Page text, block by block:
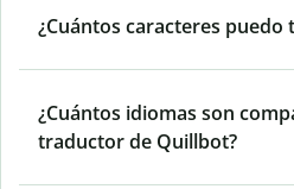
¿Cuántos caracteres puedo
¿Cuántos idiomas son
traductor de Quillbot?